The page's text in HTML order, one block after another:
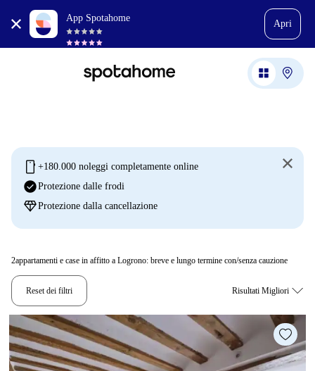
App Spotahome
Apri
mobile +180.000 noleggi completamente online
check_circleProtezione dalle frodi
diamondProtezione dalla cancellazione
2appartamenti e case in affitto a Logrono: breve e lungo termine con/senza cauzione
Reset dei filtri